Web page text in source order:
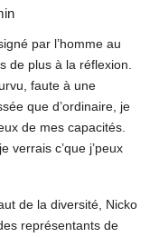
par l’homme au
de plus à la réflexion.
faute à une
que d’ordinaire, je
de mes capacités.
verrais c’que j’peux
de la diversité, Nicko
représentants de